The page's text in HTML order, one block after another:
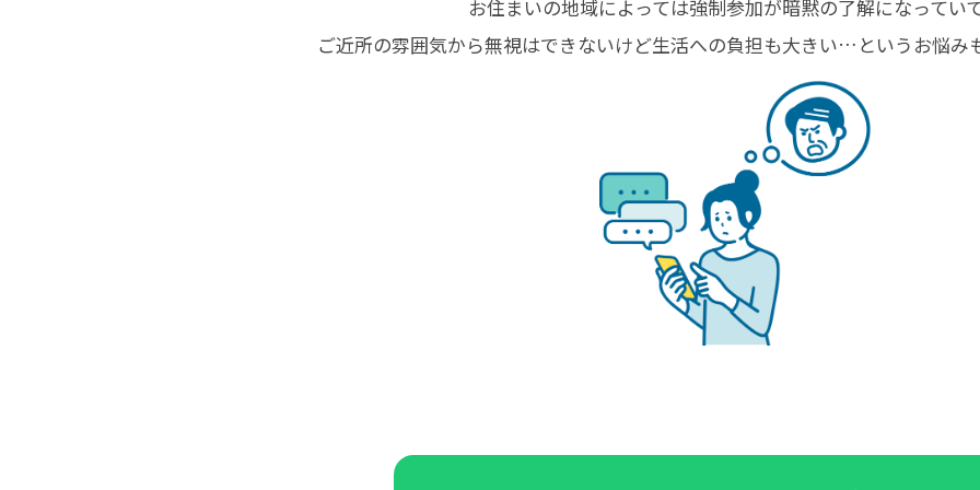
お住まいの地域によっては強制参加が暗黙の了解になっていて
ご近所の雰囲気から無視はできないけど生活への負担も大きい…というお悩み